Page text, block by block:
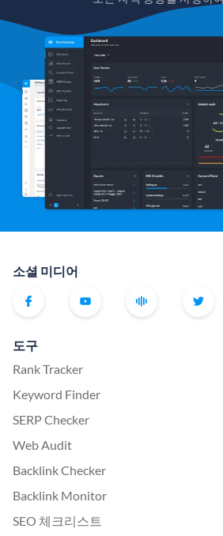
소셜 미디어
도구
Rank Tracker
Keyword Finder
SERP Checker
Web Audit
Backlink Checker
Backlink Monitor
SEO 체크리스트